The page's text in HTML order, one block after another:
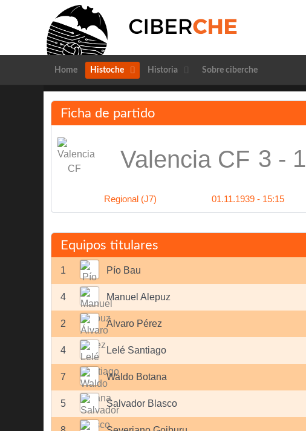
Home Histoche Historia Sobre ciberche
Ficha de partido
Valencia CF 3 - 1
Regional (J7) 01.11.1939 - 15:15
Equipos titulares
1 Pío Bau
4 Manuel Alepuz
2 Álvaro Pérez
4 Lelé Santiago
7 Waldo Botana
5 Salvador Blasco